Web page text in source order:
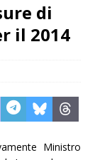
di
il 2014
Ministro